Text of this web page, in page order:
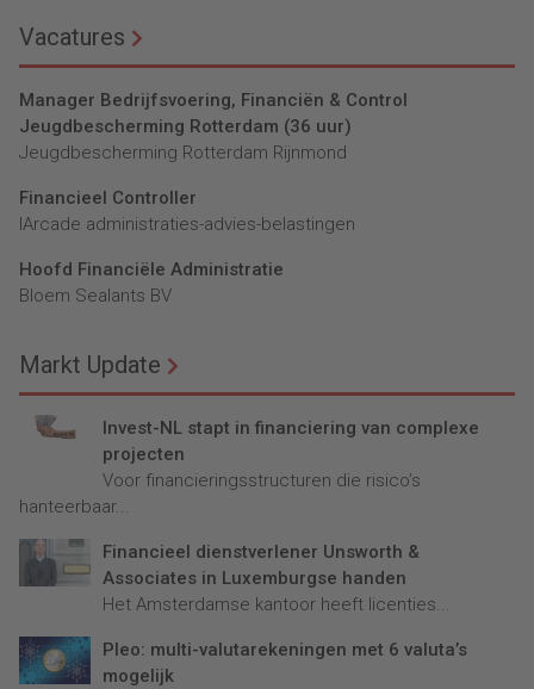
Vacatures
Manager Bedrijfsvoering, Financiën & Control
Jeugdbescherming Rotterdam (36 uur)
Jeugdbescherming Rotterdam Rijnmond
Financieel Controller
lArcade administraties-advies-belastingen
Hoofd Financiële Administratie
Bloem Sealants BV
Markt Update
Invest-NL stapt in financiering van complexe
projecten
Voor financieringsstructuren die risico’s
hanteerbaar...
Financieel dienstverlener Unsworth &
Associates in Luxemburgse handen
Het Amsterdamse kantoor heeft licenties...
Pleo: multi-valutarekeningen met 6 valuta’s
mogelijk